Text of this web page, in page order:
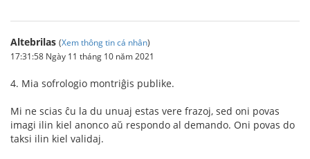
Altebrilas (Xem thông tin cá nhân)
17:31:58 Ngày 11 tháng 10 năm 2021
4. Mia sofrologio montriĝis publike.
Mi ne scias ĉu la du unuaj estas vere frazoj, sed oni povas
imagi ilin kiel anonco aŭ respondo al demando. Oni povas do
taksi ilin kiel validaj.